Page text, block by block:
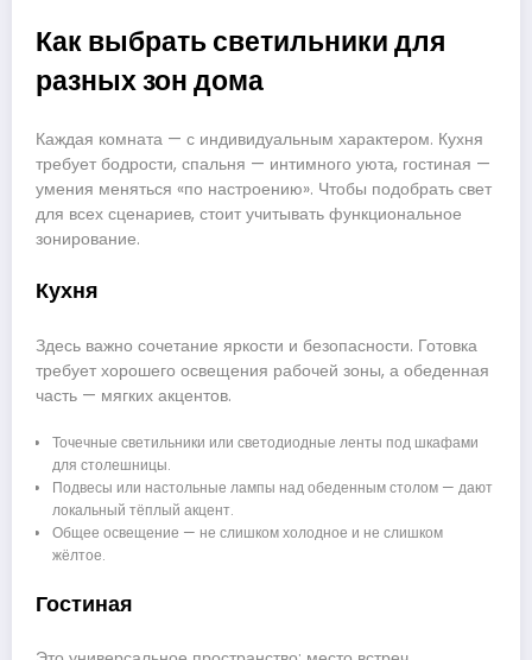
Как выбрать светильники для
разных зон дома
Каждая комната — с индивидуальным характером. Кухня
требует бодрости, спальня — интимного уюта, гостиная —
умения меняться «по настроению». Чтобы подобрать свет
для всех сценариев, стоит учитывать функциональное
зонирование.
Кухня
Здесь важно сочетание яркости и безопасности. Готовка
требует хорошего освещения рабочей зоны, а обеденная
часть — мягких акцентов.
Точечные светильники или светодиодные ленты под шкафами
для столешницы.
Подвесы или настольные лампы над обеденным столом — дают
локальный тёплый акцент.
Общее освещение — не слишком холодное и не слишком
жёлтое.
Гостиная